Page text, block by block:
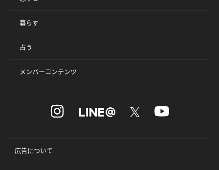
暮らす
占う
メンバーコンテンツ
広告について